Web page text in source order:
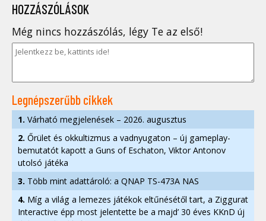
HOZZÁSZÓLÁSOK
Még nincs hozzászólás, légy Te az első!
Legnépszerűbb cikkek
1. Várható megjelenések – 2026. augusztus
2. Őrület és okkultizmus a vadnyugaton – új gameplay-
bemutatót kapott a Guns of Eschaton, Viktor Antonov
utolsó játéka
3. Több mint adattároló: a QNAP TS-473A NAS
4. Míg a világ a lemezes játékok eltűnésétől tart, a Ziggurat
Interactive épp most jelentette be a majd’ 30 éves KKnD új